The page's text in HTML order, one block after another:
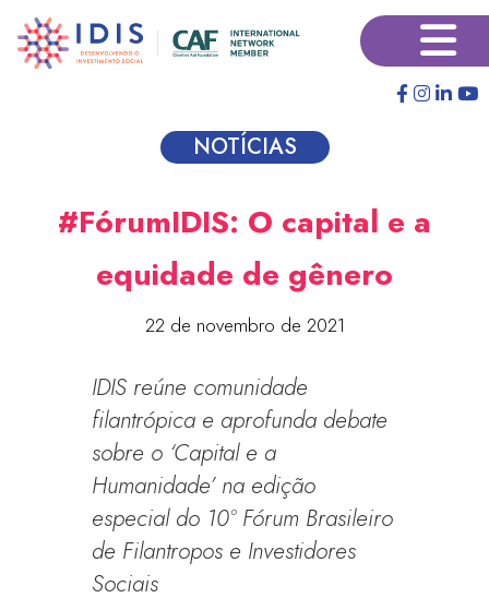
para
×
NOTÍCIAS
#FórumIDIS: O capital e a
equidade de gênero
22 de novembro de 2021
IDIS reúne comunidade
filantrópica e aprofunda debate
sobre o ‘Capital e a
Humanidade’ na edição
especial do 10º Fórum Brasileiro
de Filantropos e Investidores
Sociais